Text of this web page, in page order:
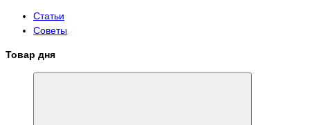
Статьи
Советы
Товар дня